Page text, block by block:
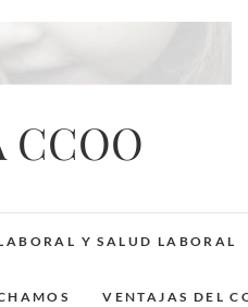
CCOO
Y SALUD LABORAL
VENTAJAS DEL